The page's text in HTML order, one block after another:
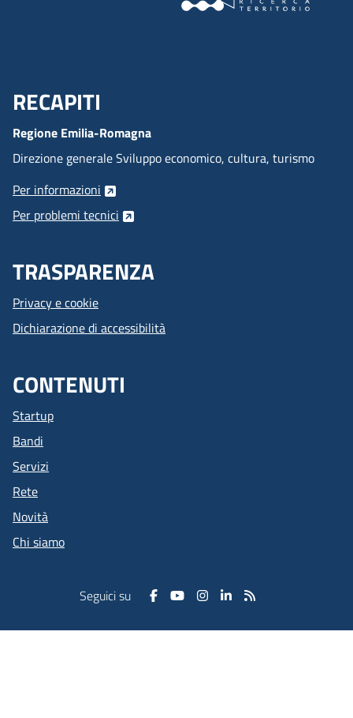
Menu Footer
RECAPITI
Regione Emilia-Romagna
Direzione generale Sviluppo economico, cultura, turismo
Per informazioni
Per problemi tecnici
TRASPARENZA
Privacy e cookie
Dichiarazione di accessibilità
CONTENUTI
Startup
Bandi
Servizi
Rete
Novità
Chi siamo
Seguici su